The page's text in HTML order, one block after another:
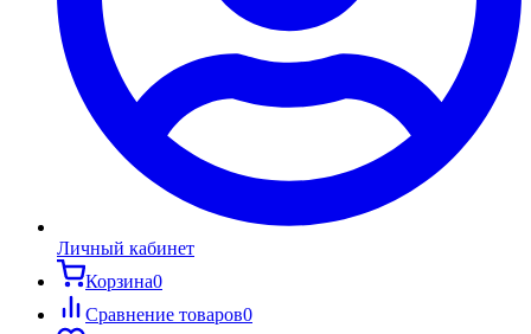
Личный кабинет
Корзина0
Сравнение товаров0